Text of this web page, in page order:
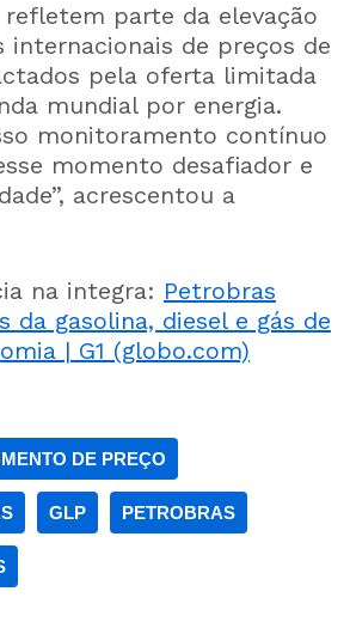
refletem parte da elevação
internacionais de preços de
pela oferta limitada
mundial por energia.
monitoramento contínuo
momento desafiador e
acrescentou a
na integra: Petrobras
da gasolina, diesel e gás de
| G1 (globo.com)
DE PREÇO
GLP PETROBRAS